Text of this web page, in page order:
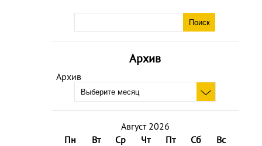
Архив
Архив
Август 2026
Пн
Вт Ср Чт Пт Сб
Вс